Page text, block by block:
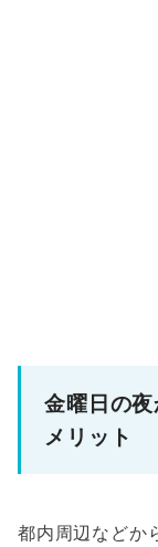
金曜日の
メリット
都内周辺などか